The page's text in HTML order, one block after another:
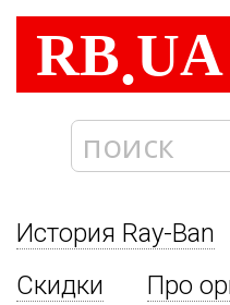
RB.UA
История Ray-Ban
Скидки
Про